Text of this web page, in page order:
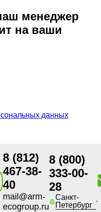
менеджер
на ваши
данных
8 (812)
467-38-
40
mail@arm-
ecogroup.ru
8 (800)
333-00-
28
Санкт-
Петербург